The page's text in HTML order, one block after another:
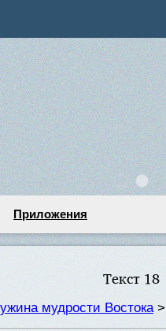
Приложения
Текст 18
мудрости Востока>